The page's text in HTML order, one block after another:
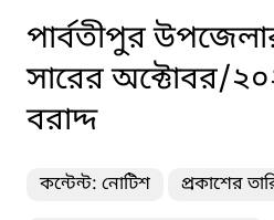
পার্বতীপুর
সারের অক্টোবর/
বরাদ্দ
কন্টেন্ট: নোটিশ প্রকাশের